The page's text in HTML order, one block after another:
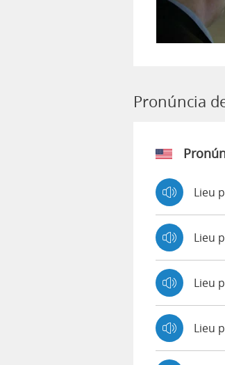
Pronúncia
Lieu
Lieu
Lieu
Lieu